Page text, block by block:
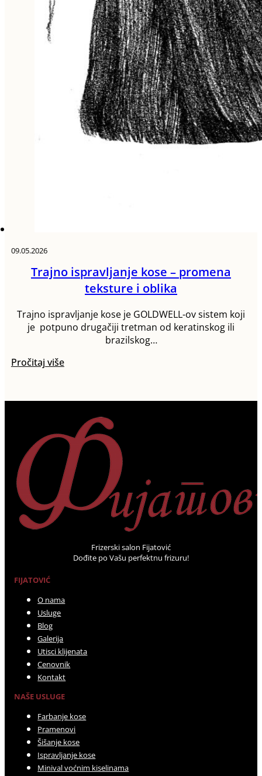
09.05.2026
Trajno ispravljanje kose – promena
teksture i oblika
Trajno ispravljanje kose je GOLDWELL-ov sistem koji
je potpuno drugačiji tretman od keratinskog ili
brazilskog…
Pročitaj više
Frizerski salon Fijatović
Dođite po Vašu perfektnu frizuru!
FIJATOVIĆ
O nama
Usluge
Blog
Galerija
Utisci klijenata
Cenovnik
Kontakt
NAŠE USLUGE
Farbanje kose
Pramenovi
Šišanje kose
Ispravljanje kose
Minival voćnim kiselinama